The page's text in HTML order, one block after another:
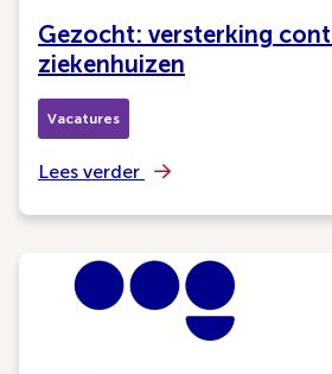
Gezocht: versterking
ziekenhuizen
Vacatures
Lees verder